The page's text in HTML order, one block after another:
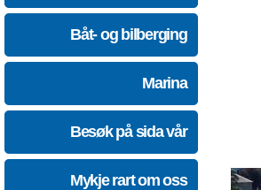
Båt- og bilberging
Marina
Besøk på sida vår
Mykje rart om oss